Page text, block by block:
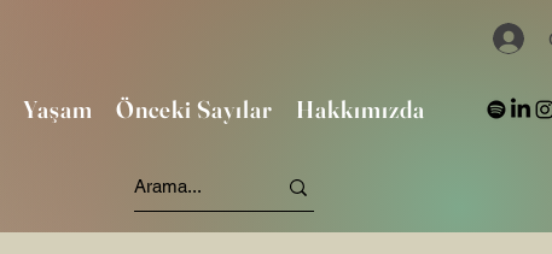
Yaşam Önceki Sayılar Hakkımızda